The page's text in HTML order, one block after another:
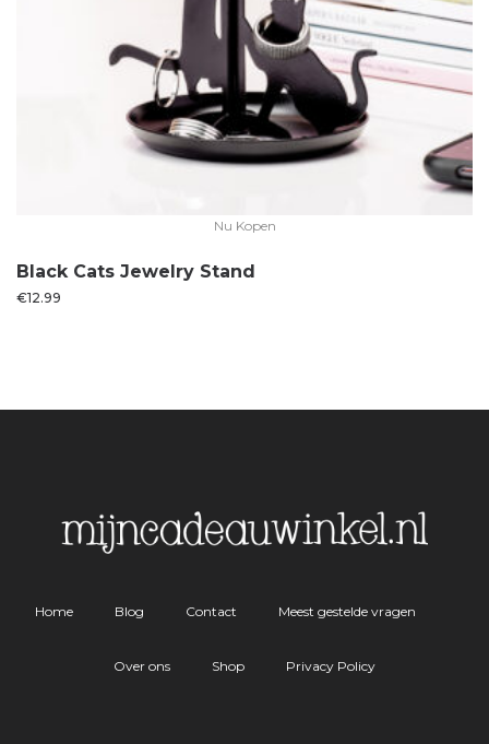
Nu Kopen
Black Cats Jewelry Stand
€12.99
Home Blog Contact Meest gestelde vragen
Over ons Shop Privacy Policy